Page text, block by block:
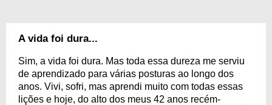
A vida foi dura...
Sim, a vida foi dura. Mas toda essa dureza me serviu
de aprendizado para várias posturas ao longo dos
anos. Vivi, sofri, mas aprendi muito com todas essas
lições e hoje, do alto dos meus 42 anos recém-